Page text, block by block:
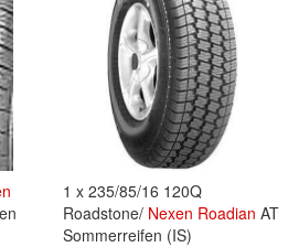
1 x 235/85/16 120Q
Roadstone/ Nexen Roadian AT
Sommerreifen (IS)